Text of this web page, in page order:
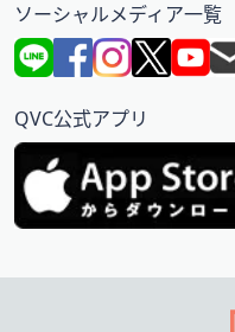
ソーシャルメディア一覧
QVC公式アプリ